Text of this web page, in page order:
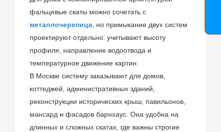
фальцевые скаты можно сочетать с
металлочерепица , но примыкание двух систем
проектируют отдельно: учитывают высоту
профиля, направление водоотвода и
температурное движение картин.
В Москве систему заказывают для домов,
коттеджей, административных зданий,
реконструкции исторических крыш, павильонов,
мансард и фасадов барнхаус. Она удобна на
длинных и сложных скатах, где важны строгие